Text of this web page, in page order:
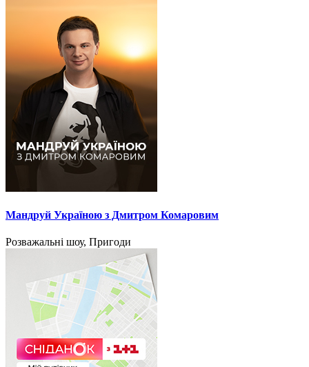
Мандруй Україною з Дмитром Комаровим
Розважальні шоу, Пригоди